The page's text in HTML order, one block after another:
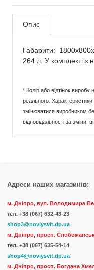
Опис
Габарити:
264 л. У комплекті з
* Колір або відтінок виробу
реального.
змінюватися виробником
відповідальності за зміни,
Адреси наших магазинів:
м. Дніпро, вул. Володимира
тел. +38 (067) 632-43-23
shop3@noviysvit.dp.ua
м. Дніпро, просп.
тел. +38 (067) 635-54-14
shop4@noviysvit.dp.ua
м. Дніпро, просп. Богдана